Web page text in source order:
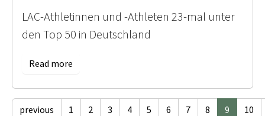
LAC-Athletinnen und -Athleten 23-mal unter
den Top 50 in Deutschland
Read more
previous 1 2 3 4 5 6 7 8 9 10